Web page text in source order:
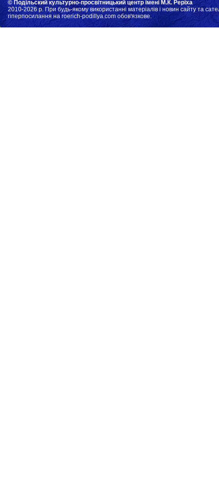
© Подільский культурно-просвітницький центр імені М.К. Реріха
2010-2026 р. При будь-якому використанні матеріалів і новин сайту та
гіперпосилання на roerich-podillya.com обов'язкове.